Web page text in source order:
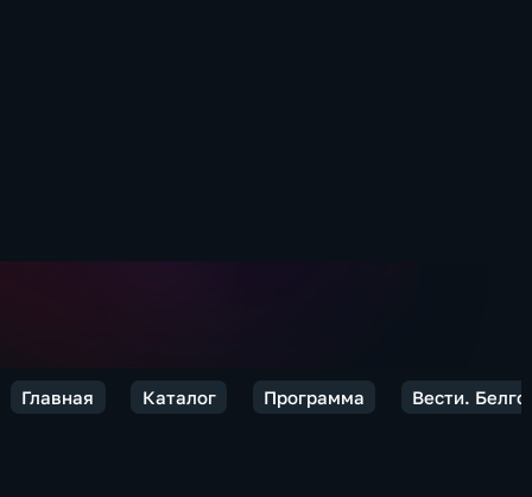
Главная Каталог Программа Вести.